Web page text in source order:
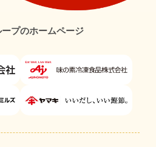
プのホームページ